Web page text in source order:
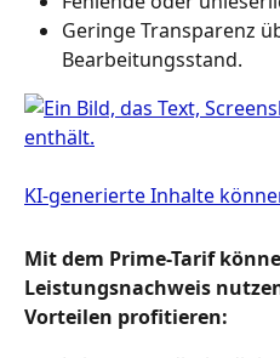
Geringe Transparenz
Bearbeitungsstand.
Mit dem Prime-Tarif
Leistungsnachweis
Vorteilen profitieren: